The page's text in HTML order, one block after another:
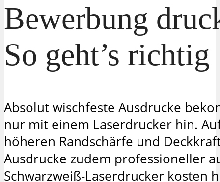
Bewerbung
So geht’s richtig
Absolut wischfeste Ausdrucke
nur mit einem Laserdrucker hin.
höheren Randschärfe und
Ausdrucke zudem professioneller
Schwarzweiß-Laserdrucker kosten